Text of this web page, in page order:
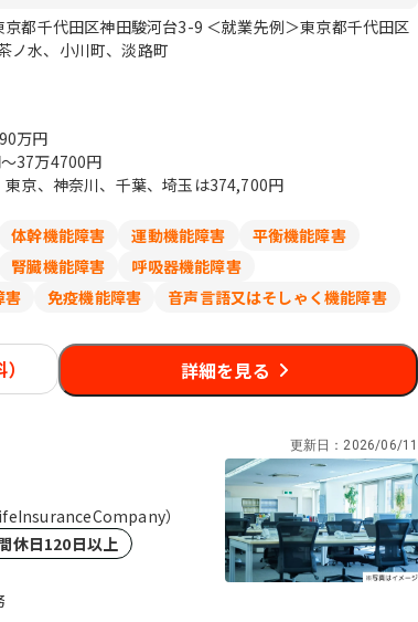
京都千代田区神田駿河台3-9 ＜就業先例＞東京都千代田区
ノ水、小川町、淡路町
万円
37万4700円
京、神奈川、千葉、埼玉は374,700円
体幹機能障害 運動機能障害
平衡機能障害
腎臓機能障害
呼吸器機能障害
害 免疫機能障害
音声言語又はそしゃく機能障害
詳細を見る
更新日： 2026/06/11
）
休日120日以上